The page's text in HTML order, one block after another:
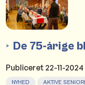
De 75-årige
Publiceret 22-11-2024
NYHED AKTIVE